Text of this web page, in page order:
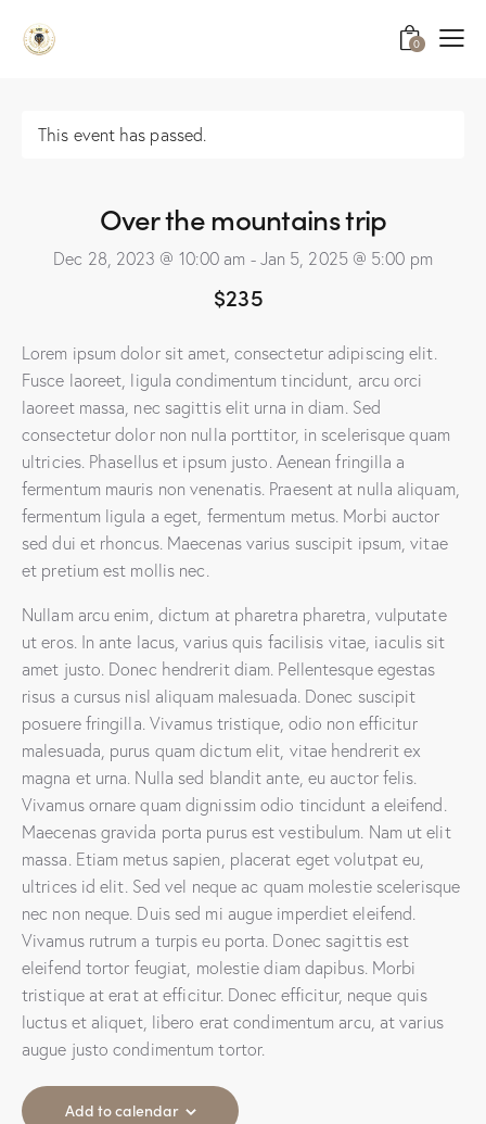
0
This event has passed.
Over the mountains trip
Dec 28, 2023 @ 10:00 am - Jan 5, 2025 @ 5:00 pm
$235
Lorem ipsum dolor sit amet, consectetur adipiscing elit.
Fusce laoreet, ligula condimentum tincidunt, arcu orci
laoreet massa, nec sagittis elit urna in diam. Sed
consectetur dolor non nulla porttitor, in scelerisque quam
ultricies. Phasellus et ipsum justo. Aenean fringilla a
fermentum mauris non venenatis. Praesent at nulla aliquam,
fermentum ligula a eget, fermentum metus. Morbi auctor
sed dui et rhoncus. Maecenas varius suscipit ipsum, vitae
et pretium est mollis nec.
Nullam arcu enim, dictum at pharetra pharetra, vulputate
ut eros. In ante lacus, varius quis facilisis vitae, iaculis sit
amet justo. Donec hendrerit diam. Pellentesque egestas
risus a cursus nisl aliquam malesuada. Donec suscipit
posuere fringilla. Vivamus tristique, odio non efficitur
malesuada, purus quam dictum elit, vitae hendrerit ex
magna et urna. Nulla sed blandit ante, eu auctor felis.
Vivamus ornare quam dignissim odio tincidunt a eleifend.
Maecenas gravida porta purus est vestibulum. Nam ut elit
massa. Etiam metus sapien, placerat eget volutpat eu,
ultrices id elit. Sed vel neque ac quam molestie scelerisque
nec non neque. Duis sed mi augue imperdiet eleifend.
Vivamus rutrum a turpis eu porta. Donec sagittis est
eleifend tortor feugiat, molestie diam dapibus. Morbi
tristique at erat at efficitur. Donec efficitur, neque quis
luctus et aliquet, libero erat condimentum arcu, at varius
augue justo condimentum tortor.
Add to calendar